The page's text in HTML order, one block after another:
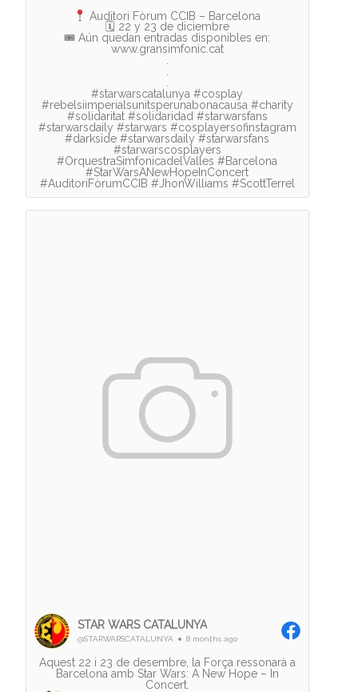
Auditori Fòrum CCIB – Barcelona
🗓 22 y 23 de diciembre
🎟 Aún quedan entradas disponibles en:
www.gransimfonic.cat
.
.
.
#starwarscatalunya #cosplay
#rebelsiimperialsunitsperunabonacausa #charity
#solidaritat #solidaridad #starwarsfans
#starwarsdaily #starwars #cosplayersofinstagram
#darkside #starwarsdaily #starwarsfans
#starwarscosplayers
#OrquestraSimfonicadelValles #Barcelona
#StarWarsANewHopeInConcert
#AuditoriFòrumCCIB #JhonWilliams #ScottTerrel
STAR WARS CATALUNYA
@STARWARSCATALUNYA 8 months ago
Aquest 22 i 23 de desembre, la Força ressonarà a
Barcelona amb Star Wars: A New Hope – In